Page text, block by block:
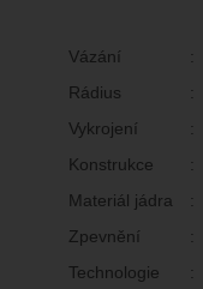
Vázání :
Rádius
:
Vykrojení
:
Konstrukce
:
Materiál jádra
:
Zpevnění
:
Technologie
: